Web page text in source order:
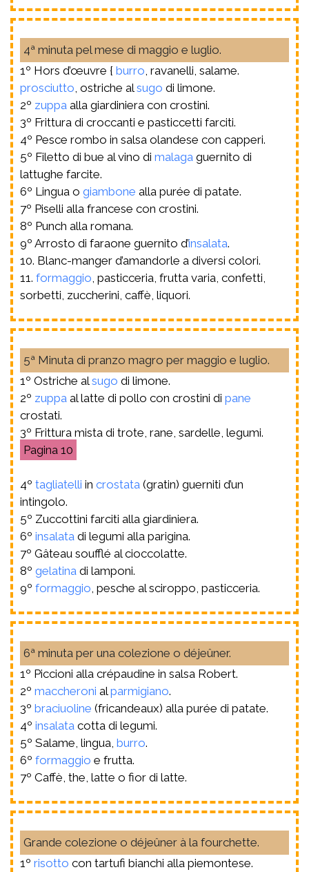
4ª minuta pel mese di maggio e luglio.
1º Hors d’œuvre { burro , ravanelli, salame.
prosciutto , ostriche alsugo di limone.
2º zuppa alla giardiniera con crostini.
3º Frittura di croccanti e pasticcetti farciti.
4º Pesce rombo in salsa olandese con capperi.
5º Filetto di bue al vino di malaga guernito di
lattughe farcite.
6º Lingua o giambone alla purée di patate.
7º Piselli alla francese con crostini.
8º Punch alla romana.
9º Arrosto di faraone guernito d’insalata.
10. Blanc-manger d’amandorle a diversi colori.
11. formaggio , pasticceria, frutta varia, confetti,
sorbetti, zuccherini, caffè, liquori.
5ª Minuta di pranzo magro per maggio e luglio.
1º Ostriche alsugo di limone.
2º zuppa al latte di pollo con crostini di pane
crostati.
3º Frittura mista di trote, rane, sardelle, legumi.
10
4º tagliatelli in crostata (gratin) guerniti d’un
intingolo.
5º Zuccottini farciti alla giardiniera.
6º insalata di legumi alla parigina.
7º Gâteau soufflé al cioccolatte.
8º gelatina di lamponi.
9º formaggio , pesche al sciroppo, pasticceria.
6ª minuta per una colezione o déjeûner.
1º Piccioni alla crépaudine in salsa Robert.
2º maccheroni alparmigiano.
3º braciuoline (fricandeaux) alla purée di patate.
4º insalata cotta di legumi.
5º Salame, lingua, burro.
6º formaggio e frutta.
7º Caffè, the, latte o fior di latte.
Grande colezione o déjeûner à la fourchette.
1º risotto con tartufi bianchi alla piemontese.